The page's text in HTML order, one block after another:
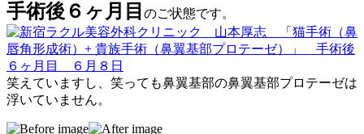
手術後６ヶ月目 のご状態です。
笑えていますし、笑っても鼻翼基部の鼻翼基部プロテーゼは
浮いていません。